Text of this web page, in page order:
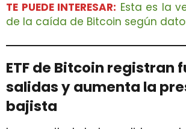
TE PUEDE INTERESAR: Esta es la
de la caída de Bitcoin según
ETF de Bitcoin registran
salidas y aumenta la
bajista